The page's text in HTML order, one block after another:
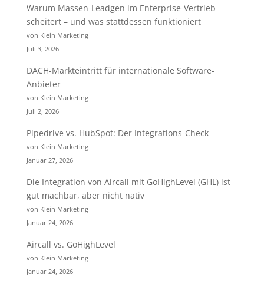
Warum Massen-Leadgen im Enterprise-Vertrieb
scheitert – und was stattdessen funktioniert
von Klein Marketing
Juli 3, 2026
DACH-Markteintritt für internationale Software-
Anbieter
von Klein Marketing
Juli 2, 2026
Pipedrive vs. HubSpot: Der Integrations-Check
von Klein Marketing
Januar 27, 2026
Die Integration von Aircall mit GoHighLevel (GHL) ist
gut machbar, aber nicht nativ
von Klein Marketing
Januar 24, 2026
Aircall vs. GoHighLevel
von Klein Marketing
Januar 24, 2026